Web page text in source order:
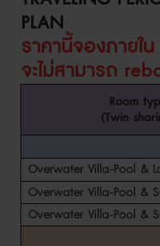
PLAN
ราคานี้จองภายใน
จะไม่สามารถ
Room
(Twin
Overwater Villa-Pool &
Overwater Villa-Pool &
Overwater Villa-Pool &